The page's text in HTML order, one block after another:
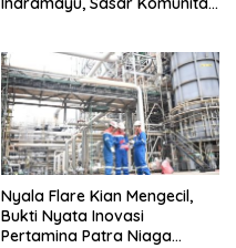
Nyala Flare Kian Mengecil,
Bukti Nyata Inovasi
Pertamina Patra Niaga